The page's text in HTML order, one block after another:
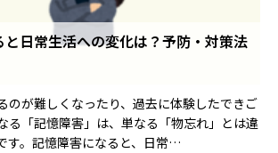
日常生活への変化は？予防・対策法
のが難しくなったり、過去に体験したできご
る「記憶障害」は、単なる「物忘れ」とは違
す。記憶障害になると、日常…
専門の就職エージェントサービス
る質問